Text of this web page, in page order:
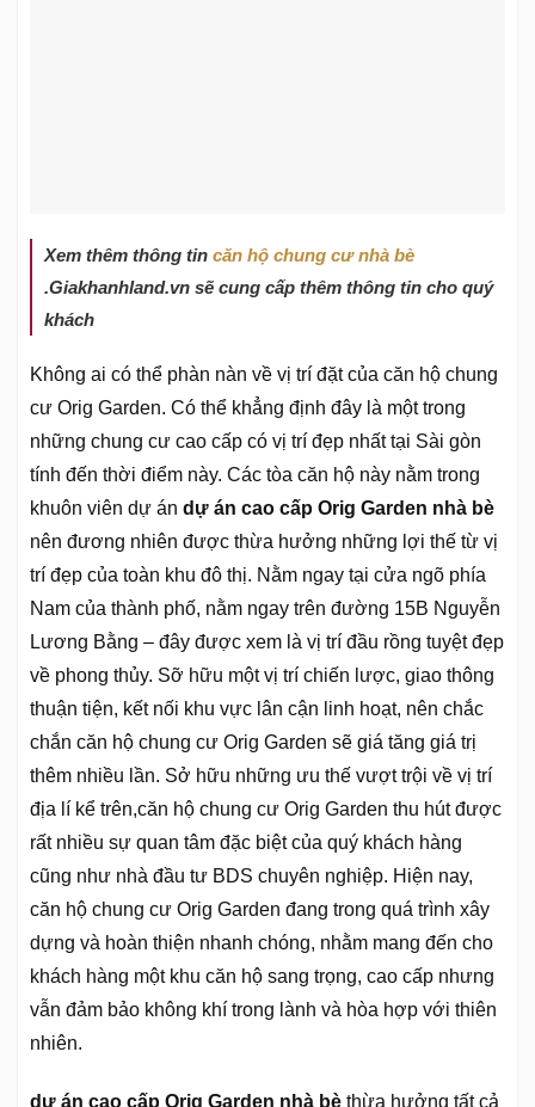
Xem thêm thông tin căn hộ chung cư nhà bè
.Giakhanhland.vn sẽ cung cấp thêm thông tin cho quý
khách
Không ai có thể phàn nàn về vị trí đặt của căn hộ chung
cư Orig Garden. Có thể khẳng định đây là một trong
những chung cư cao cấp có vị trí đẹp nhất tại Sài gòn
tính đến thời điểm này. Các tòa căn hộ này nằm trong
khuôn viên dự án dự án cao cấp Orig Garden nhà bè
nên đương nhiên được thừa hưởng những lợi thế từ vị
trí đẹp của toàn khu đô thị. Nằm ngay tại cửa ngõ phía
Nam của thành phố, nằm ngay trên đường 15B Nguyễn
Lương Bằng – đây được xem là vị trí đầu rồng tuyệt đẹp
về phong thủy. Sỡ hữu một vị trí chiến lược, giao thông
thuận tiện, kết nối khu vực lân cận linh hoạt, nên chắc
chắn căn hộ chung cư Orig Garden sẽ giá tăng giá trị
thêm nhiều lần. Sở hữu những ưu thế vượt trội về vị trí
địa lí kể trên,căn hộ chung cư Orig Garden thu hút được
rất nhiều sự quan tâm đặc biệt của quý khách hàng
cũng như nhà đầu tư BDS chuyên nghiệp. Hiện nay,
căn hộ chung cư Orig Garden đang trong quá trình xây
dựng và hoàn thiện nhanh chóng, nhằm mang đến cho
khách hàng một khu căn hộ sang trọng, cao cấp nhưng
vẫn đảm bảo không khí trong lành và hòa hợp với thiên
nhiên.
dự án cao cấp Orig Garden nhà bè thừa hưởng tất cả